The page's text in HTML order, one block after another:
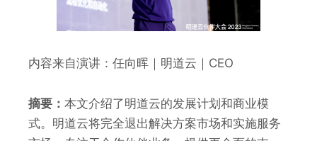
内容来自演讲：任向晖｜明道云｜CEO
摘要： 本文介绍了明道云的发展计划和商业模
式。明道云将完全退出解决方案市场和实施服务